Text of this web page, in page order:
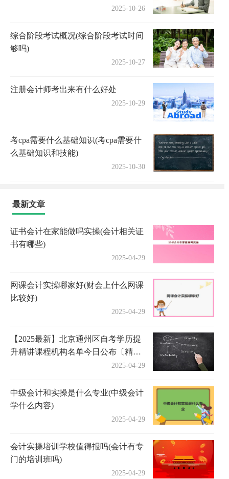
2025-10-26
综合阶段考试概况(综合阶段考试时间
够吗)
2025-10-27
注册会计师考出来有什么好处
2025-10-29
考cpa需要什么基础知识(考cpa需要什
么基础知识和技能)
2025-10-30
最新文章
证书会计在家能做吗实操(会计相关证
书有哪些)
2025-04-29
网课会计实操哪家好(财会上什么网课
比较好)
2025-04-29
【2025最新】北京通州区自考学历提
升精讲课程机构名单今日公布〔精选
2025-04-29
中级会计和实操是什么专业(中级会计
学什么内容)
2025-04-29
会计实操培训学校值得报吗(会计有专
门的培训班吗)
2025-04-29